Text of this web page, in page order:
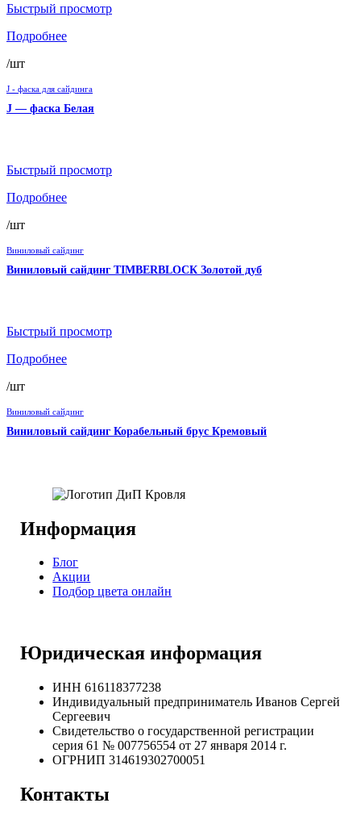
Быстрый просмотр
Подробнее
/шт
J - фаска для сайдинга
J — фаска Белая
Быстрый просмотр
Подробнее
/шт
Виниловый сайдинг
Виниловый сайдинг TIMBERBLOCК Золотой дуб
Быстрый просмотр
Подробнее
/шт
Виниловый сайдинг
Виниловый сайдинг Корабельный брус Кремовый
Информация
Блог
Акции
Подбор цвета онлайн
Юридическая информация
ИНН 616118377238
Индивидуальный предприниматель Иванов Сергей
Сергеевич
Свидетельство о государственной регистрации
серия 61 № 007756554 от 27 января 2014 г.
ОГРНИП314619302700051
Контакты